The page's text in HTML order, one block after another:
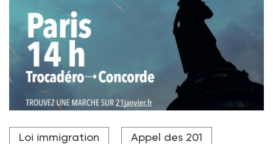
Loi immigration Appel des 201